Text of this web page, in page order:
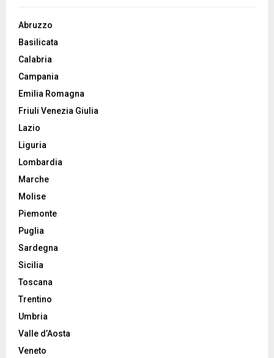
Abruzzo
Basilicata
Calabria
Campania
Emilia Romagna
Friuli Venezia Giulia
Lazio
Liguria
Lombardia
Marche
Molise
Piemonte
Puglia
Sardegna
Sicilia
Toscana
Trentino
Umbria
Valle d’Aosta
Veneto